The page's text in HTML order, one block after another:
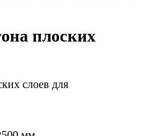
плоских
слоев для